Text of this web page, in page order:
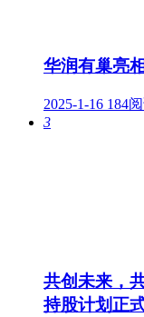
华润有巢亮
2025-1-16 184
3
共创未来，
持股计划正